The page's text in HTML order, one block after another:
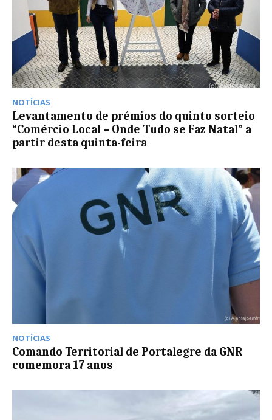
NOTÍCIAS
Levantamento de prémios do quinto sorteio
“Comércio Local – Onde Tudo se Faz Natal” a
partir desta quinta-feira
NOTÍCIAS
Comando Territorial de Portalegre da GNR
comemora 17 anos